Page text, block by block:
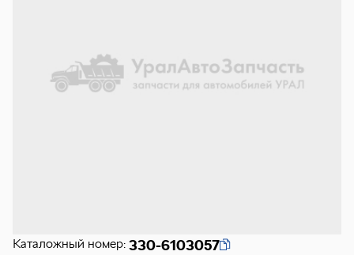
Каталожный номер: 330-6103057